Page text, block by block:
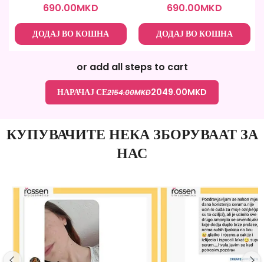
690.00MKD
ДОДАЈ ВО КОШНА
690.00MKD
ДОДАЈ ВО КОШНА
or add all steps to cart
НАРАЧАЈ СЕ2154.00MKD2049.00MKD
КУПУВАЧИТЕ НЕКА ЗБОРУВААТ ЗА
НАС